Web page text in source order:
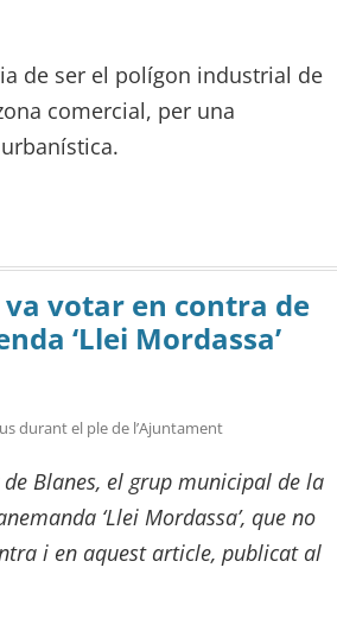
de ser el polígon industrial de
comercial, per una
va votar en contra de
‘Llei Mordassa’
durant el ple de l’Ajuntament
Blanes, el grup municipal de la
‘Llei Mordassa’, que no
i en aquest article, publicat al